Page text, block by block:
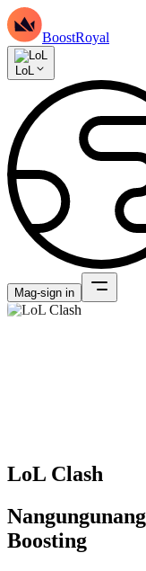
BoostRoyal
LoL
Mag-sign in
LoL Clash
Boosting